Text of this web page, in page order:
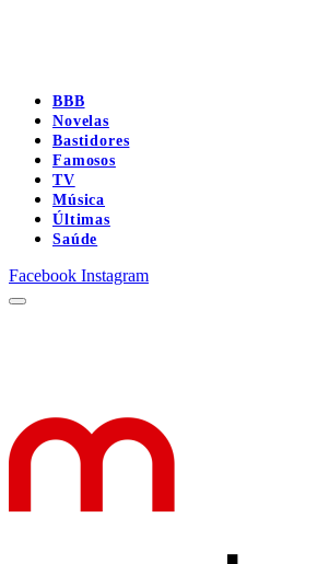
BBB
Novelas
Bastidores
Famosos
TV
Música
Últimas
Saúde
Facebook Instagram